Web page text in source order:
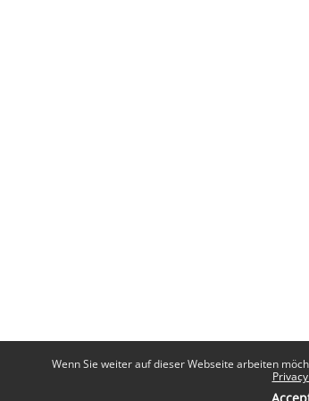
Wenn Sie weiter auf dieser Webseite arbeiten